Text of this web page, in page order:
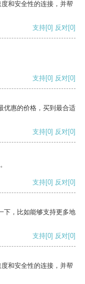
和安全性的连接，并帮
支持[0] 反对[0]
支持[0] 反对[0]
优惠的价格，买到最合适
支持[0] 反对[0]
支持[0] 反对[0]
下，比如能够支持更多地
支持[0] 反对[0]
和安全性的连接，并帮